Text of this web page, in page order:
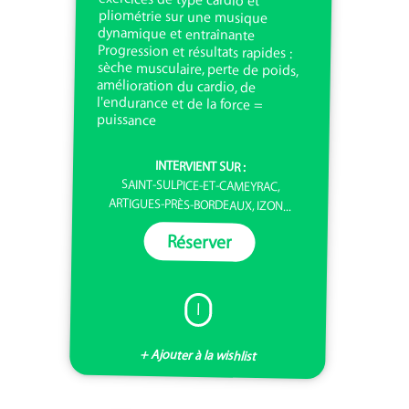
puissance
INTERVIENT SUR :
SAINT-SULPICE-ET-CAMEYRAC,
ARTIGUES-PRÈS-BORDEAUX, IZON...
Réserver
I
+ Ajouter à la wishlist